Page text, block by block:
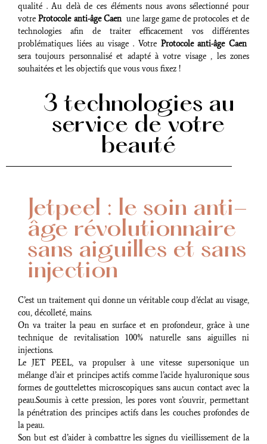
qualité . Au delà de ces éléments nous avons sélectionné pour
votreProtocole anti-âge Caenune large game de protocoles et de
technologies afin de traiter efficacement vos différentes
problématiques liées au visage . Votre Protocole anti-âge Caen
sera toujours personnalisé et adapté à votre visage , les zones
souhaitées et les objectifs que vous vous fixez !
3 technologies au
service de votre
beauté
Jetpeel : le soin anti-
âge révolutionnaire
sans aiguilles et sans
injection
C’est un traitement qui donne un véritable coup d’éclat au visage,
cou, décolleté, mains.
On va traiter la peau en surface et en profondeur, grâce à une
technique de revitalisation 100% naturelle sans aiguilles ni
injections.
Le JET PEEL, va propulser à une vitesse supersonique un
mélange d’air et principes actifs comme l’acide hyaluronique sous
formes de gouttelettes microscopiques sans aucun contact avec la
peau.Soumis à cette pression, les pores vont s’ouvrir, permettant
la pénétration des principes actifs dans les couches profondes de
la peau.
Son but est d’aider à combattre les signes du vieillissement de la